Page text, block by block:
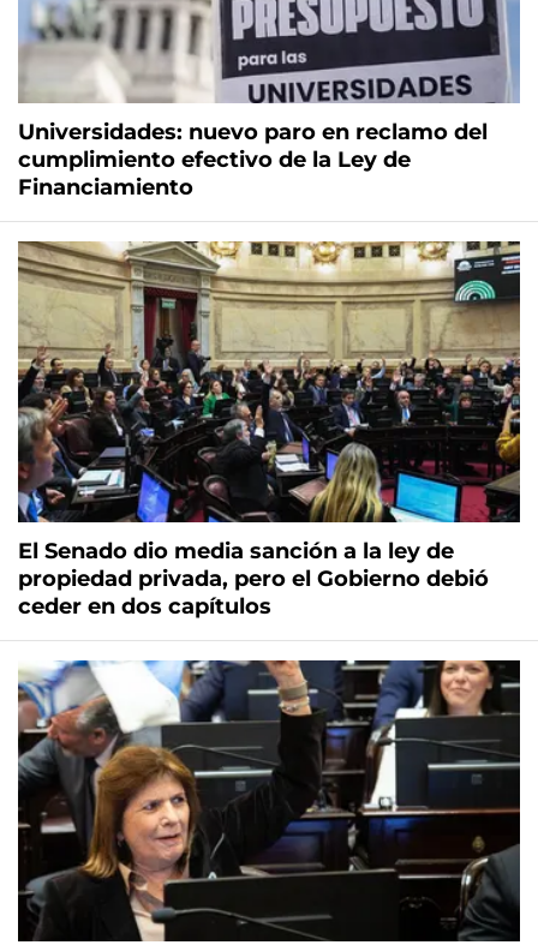
Universidades: nuevo paro en reclamo del
cumplimiento efectivo de la Ley de
Financiamiento
El Senado dio media sanción a la ley de
propiedad privada, pero el Gobierno debió
ceder en dos capítulos